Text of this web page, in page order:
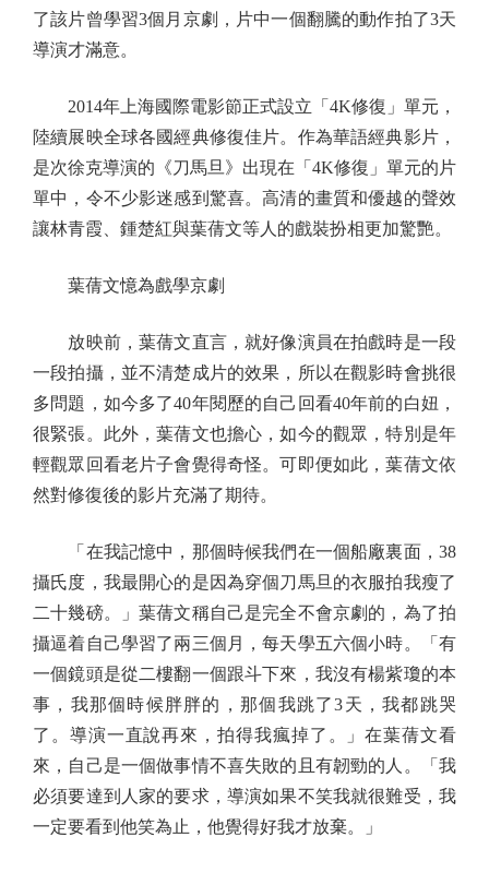
了該片曾學習3個月京劇，片中一個翻騰的動作拍了3天
導演才滿意。
2014年上海國際電影節正式設立「4K修復」單元，
陸續展映全球各國經典修復佳片。作為華語經典影片，
是次徐克導演的《刀馬旦》出現在「4K修復」單元的片
單中，令不少影迷感到驚喜。高清的畫質和優越的聲效
讓林青霞、鍾楚紅與葉蒨文等人的戲裝扮相更加驚艷。
葉蒨文憶為戲學京劇
放映前，葉蒨文直言，就好像演員在拍戲時是一段
一段拍攝，並不清楚成片的效果，所以在觀影時會挑很
多問題，如今多了40年閱歷的自己回看40年前的白妞，
很緊張。此外，葉蒨文也擔心，如今的觀眾，特別是年
輕觀眾回看老片子會覺得奇怪。可即便如此，葉蒨文依
然對修復後的影片充滿了期待。
「在我記憶中，那個時候我們在一個船廠裏面，38
攝氏度，我最開心的是因為穿個刀馬旦的衣服拍我瘦了
二十幾磅。」葉蒨文稱自己是完全不會京劇的，為了拍
攝逼着自己學習了兩三個月，每天學五六個小時。「有
一個鏡頭是從二樓翻一個跟斗下來，我沒有楊紫瓊的本
事，我那個時候胖胖的，那個我跳了3天，我都跳哭
了。導演一直說再來，拍得我瘋掉了。」在葉蒨文看
來，自己是一個做事情不喜失敗的且有韌勁的人。「我
必須要達到人家的要求，導演如果不笑我就很難受，我
一定要看到他笑為止，他覺得好我才放棄。」